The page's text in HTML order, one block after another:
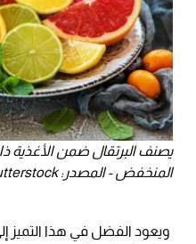
يصنف البرتقال ضمن الأغذية
المنخفض - المصدر: shutterstock
ويعود الفضل في هذا التميز إلى